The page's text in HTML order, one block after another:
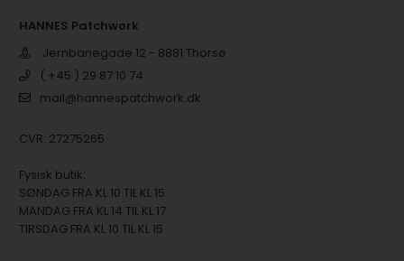
HANNES Patchwork
Jernbanegade 12 - 8881 Thorsø
( +45 ) 29 87 10 74
mail@hannespatchwork.dk
CVR: 27275265
Fysisk butik:
SØNDAG FRA KL 10 TIL KL 15
MANDAG FRA KL 14 TIL KL 17
TIRSDAG FRA KL 10 TIL KL 15